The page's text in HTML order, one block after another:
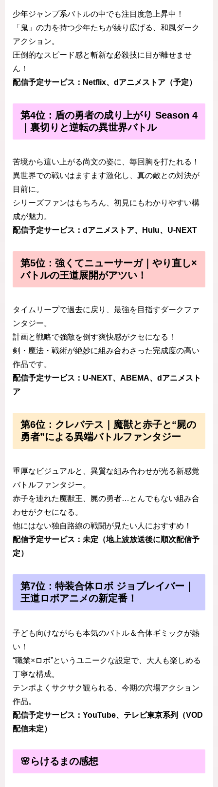
少年ジャンプ系バトルの中でも注目度急上昇中！
「鬼」の力を持つ少年たちが繰り広げる、和風ダーク
アクション。
圧倒的なスピード感と斬新な必殺技に目が離せませ
ん！
配信予定サービス：Netflix、dアニメストア（予定）
第4位：盾の勇者の成り上がり Season 4
｜裏切りと逆転の異世界バトル
苦境から這い上がる尚文の姿に、毎回胸を打たれる！
異世界での戦いはますます激化し、真の敵との対決が
目前に。
シリーズファンはもちろん、初見にもわかりやすい構
成が魅力。
配信予定サービス：dアニメストア、Hulu、U-NEXT
第5位：強くてニューサーガ｜やり直し×
バトルの王道展開がアツい！
タイムリープで過去に戻り、最強を目指すダークファ
ンタジー。
計画と戦略で強敵を倒す爽快感がクセになる！
剣・魔法・戦術が絶妙に組み合わさった完成度の高い
作品です。
配信予定サービス：U-NEXT、ABEMA、dアニメスト
ア
第6位：クレバテス｜魔獣と赤子と“屍の
勇者”による異端バトルファンタジー
重厚なビジュアルと、異質な組み合わせが光る新感覚
バトルファンタジー。
赤子を連れた魔獣王、屍の勇者…とんでもない組み合
わせがクセになる。
他にはない独自路線の戦闘が見たい人におすすめ！
配信予定サービス：未定（地上波放送後に順次配信予
定）
第7位：特装合体ロボ ジョブレイバー｜
王道ロボアニメの新定番！
子ども向けながらも本気のバトル＆合体ギミックが熱
い！
“職業×ロボ”というユニークな設定で、大人も楽しめる
丁寧な構成。
テンポよくサクサク観られる、今期の穴場アクション
作品。
配信予定サービス：YouTube、テレビ東京系列（VOD
配信未定）
🌸らけるまの感想